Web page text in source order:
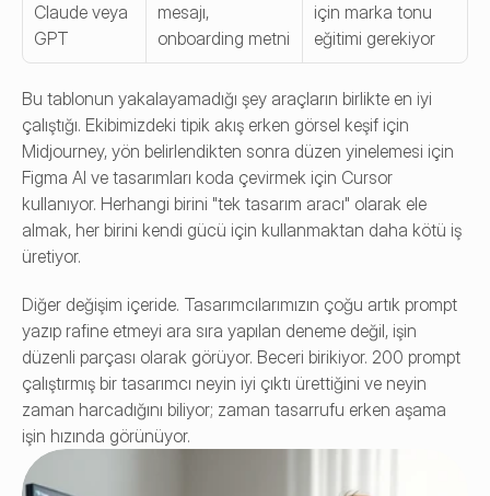
Claude veya
GPT
mesajı,
onboarding metni
için marka tonu
eğitimi gerekiyor
Bu tablonun yakalayamadığı şey araçların birlikte en iyi
çalıştığı. Ekibimizdeki tipik akış erken görsel keşif için
Midjourney, yön belirlendikten sonra düzen yinelemesi için
Figma AI ve tasarımları koda çevirmek için Cursor
kullanıyor. Herhangi birini "tek tasarım aracı" olarak ele
almak, her birini kendi gücü için kullanmaktan daha kötü iş
üretiyor.
Diğer değişim içeride. Tasarımcılarımızın çoğu artık prompt
yazıp rafine etmeyi ara sıra yapılan deneme değil, işin
düzenli parçası olarak görüyor. Beceri birikiyor. 200 prompt
çalıştırmış bir tasarımcı neyin iyi çıktı ürettiğini ve neyin
zaman harcadığını biliyor; zaman tasarrufu erken aşama
işin hızında görünüyor.